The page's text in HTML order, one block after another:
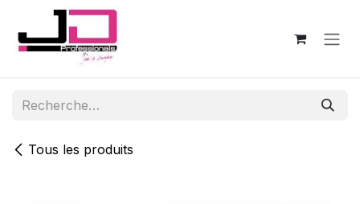
Se rendre au contenu
Tous les produits